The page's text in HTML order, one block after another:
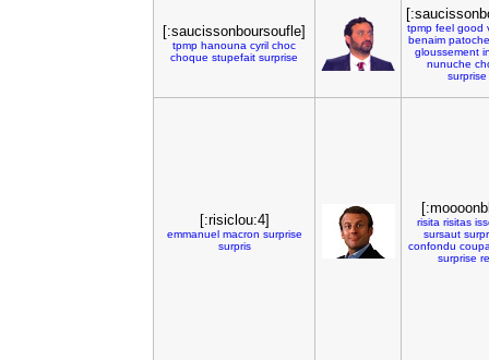
[:saucissonboursoufle]
tpmp hanouna cyril choc
choque stupefait surprise
tpmp feel good
benaim patoche
gloussement
nunuche
surprise
[:risiclou:4]
emmanuel macron surprise
surpris
risita risitas
sursaut
confondu
surprise